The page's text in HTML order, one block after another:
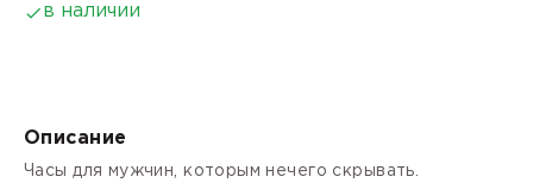
в наличии
Описание
Часы для мужчин, которым нечего скрывать.